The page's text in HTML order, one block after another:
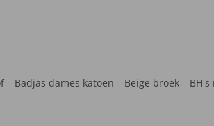
Badjas dames katoen Beige broek